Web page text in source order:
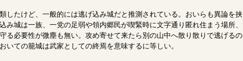
したけど、一般的には逃げ込み城だと推測されている。おいらも異論を挟
み城は一族、一党の足弱や領内郷民が喫緊時に文字通り匿れ住まう場所、
る必要性が微塵も無い。攻め寄せて来たら別の山中へ散り散りで逃げるの
いての籠城は武家としての終焉を意味するに等しい。